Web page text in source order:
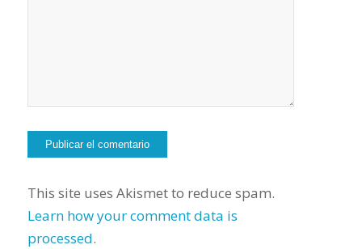
This site uses Akismet to reduce spam.
Learn how your comment data is
processed.